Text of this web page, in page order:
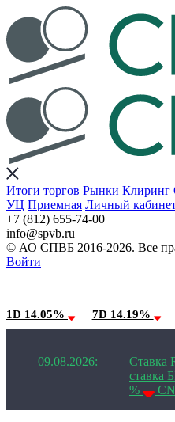
Итоги торгов Рынки Клиринг
УЦ Приемная Личный
+7 (812) 655-74-00
info@spvb.ru
© АО СПВБ 2016-2026. Все
Войти
1D 14.05% 7D 14.19%
09.08.2026: Ставка
ставка
%